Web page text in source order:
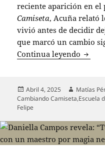
reciente aparición en
Camiseta, Acuña relató
vivió antes de decidir
que marcó un cambio
Continua leyendo
Publicado
el
Abril 4, 2025 Autor
Matías
Cambiando Camiseta,Escuela
Felipe